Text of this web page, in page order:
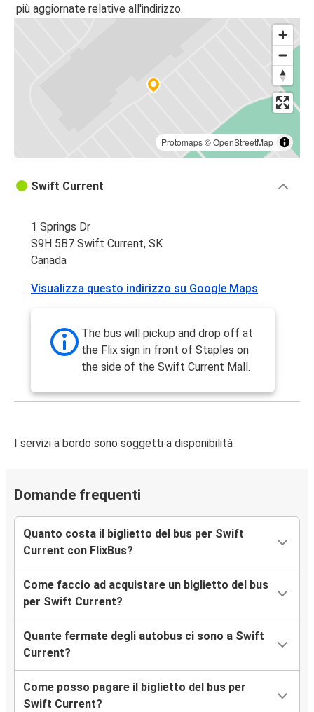
più aggiornate relative all'indirizzo.
Protomaps©OpenStreetMap
Swift Current
1 Springs Dr
S9H 5B7 Swift Current, SK
Canada
Visualizza questo indirizzo su Google Maps
The bus will pickup and drop off at
the Flix sign in front of Staples on
the side of the Swift Current Mall.
I servizi a bordo sono soggetti a disponibilità
Domande frequenti
Quanto costa il biglietto del bus per Swift
Current con FlixBus?
Come faccio ad acquistare un biglietto del bus
per Swift Current?
Quante fermate degli autobus ci sono a Swift
Current?
Come posso pagare il biglietto del bus per
Swift Current?